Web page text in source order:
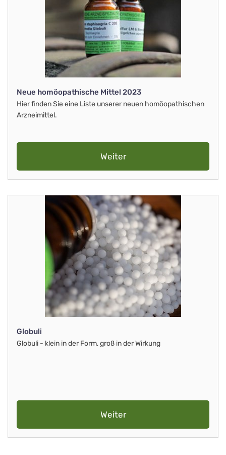
Neue homöopathische Mittel 2023
Hier finden Sie eine Liste unserer neuen homöopathischen
Arzneimittel.
Weiter
Globuli
Globuli - klein in der Form, groß in der Wirkung
Weiter